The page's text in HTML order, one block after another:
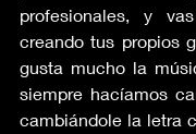
profesionales, y
creando tus propios
gusta mucho la
siempre hacíamos
cambiándole la letra